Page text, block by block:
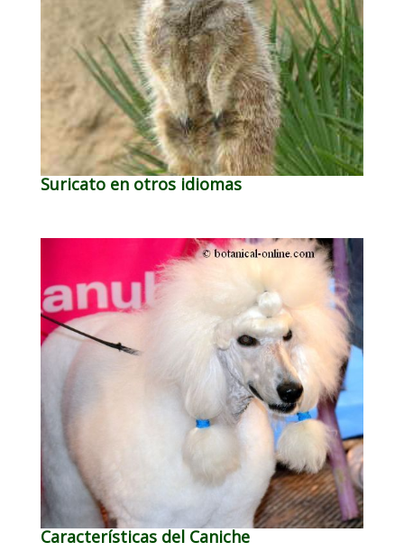
Suricato en otros idiomas
Características del Caniche